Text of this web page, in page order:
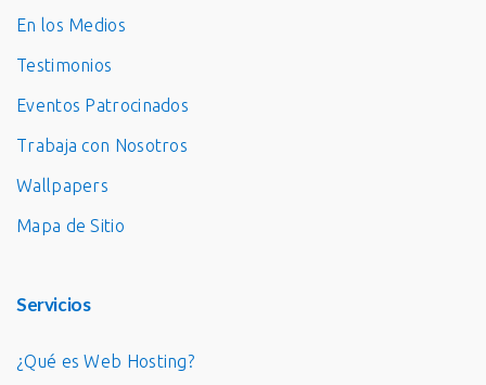
En los Medios
Testimonios
Eventos Patrocinados
Trabaja con Nosotros
Wallpapers
Mapa de Sitio
Servicios
¿Qué es Web Hosting?